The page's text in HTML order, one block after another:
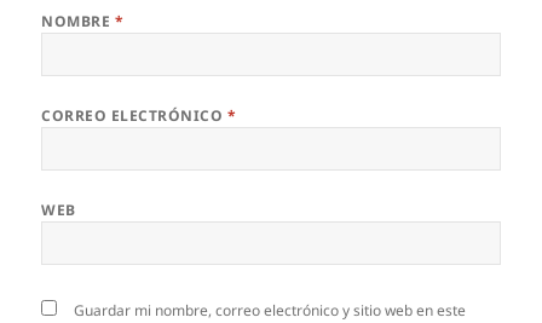
NOMBRE *
CORREO ELECTRÓNICO *
WEB
Guardar mi nombre, correo electrónico y sitio web en este